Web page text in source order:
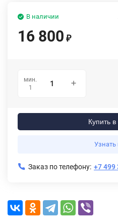
В наличии
16 800 ₽
мин.
1
Купить в
Узнать
Заказ по телефону: +7 499